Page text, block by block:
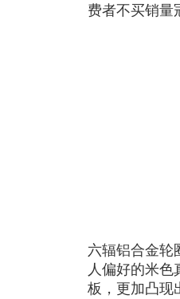
费者不买销量
六辐铝合金轮
人偏好的米
板，更加凸现